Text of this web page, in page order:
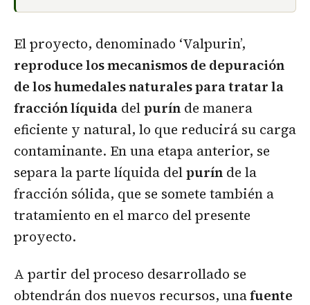
El proyecto, denominado ‘Valpurin’,
reproduce los mecanismos de depuración
de los humedales naturales para tratar la
fracción líquida delpurín de manera
eficiente y natural, lo que reducirá su carga
contaminante. En una etapa anterior, se
separa la parte líquida delpurín de la
fracción sólida, que se somete también a
tratamiento en el marco del presente
proyecto.
A partir del proceso desarrollado se
obtendrán dos nuevos recursos, unafuente